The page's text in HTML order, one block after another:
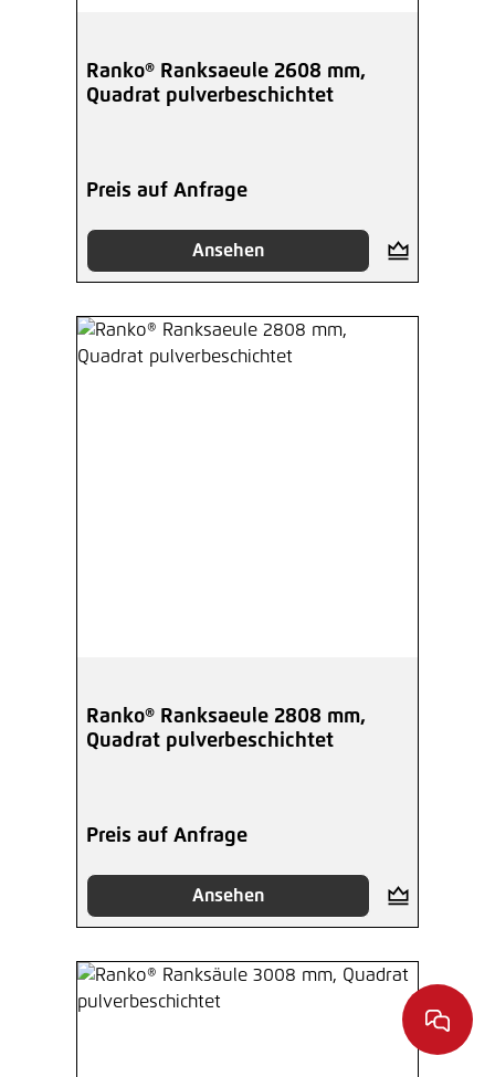
Ranko® Ranksaeule 2608 mm,
Quadrat pulverbeschichtet
Preis auf Anfrage
Ansehen
Ranko® Ranksaeule 2808 mm,
Quadrat pulverbeschichtet
Preis auf Anfrage
Ansehen